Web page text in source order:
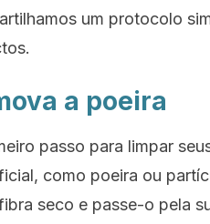
um protocolo
a poeira
passo para limpar
como poeira ou
seco e passe-o pela